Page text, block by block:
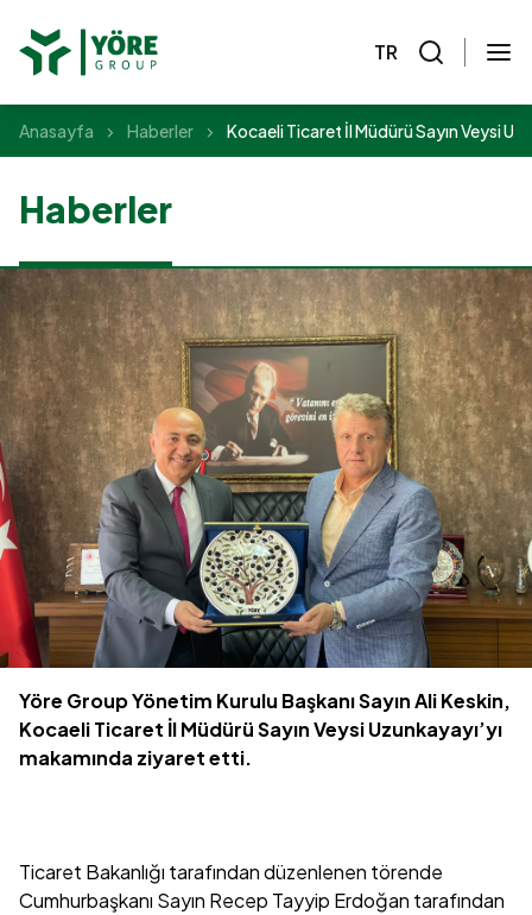
TR
Anasayfa Haberler Kocaeli Ticaret İl Müdürü Sayın Veysi
Haberler
Yöre Group Yönetim Kurulu Başkanı Sayın Ali Keskin,
Kocaeli Ticaret İl Müdürü Sayın Veysi Uzunkayayı’yı
makamında ziyaret etti.
Ticaret Bakanlığı tarafından düzenlenen törende
Cumhurbaşkanı Sayın Recep Tayyip Erdoğan tarafından